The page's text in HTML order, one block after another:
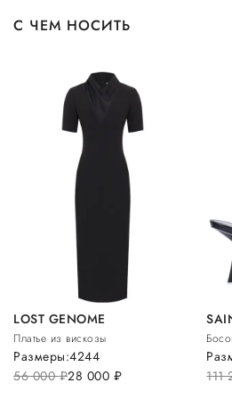
С ЧЕМ НОСИТЬ
LOST GENOME
Платье из вискозы
56 000руб.28 000 руб.
Размеры:4244
111